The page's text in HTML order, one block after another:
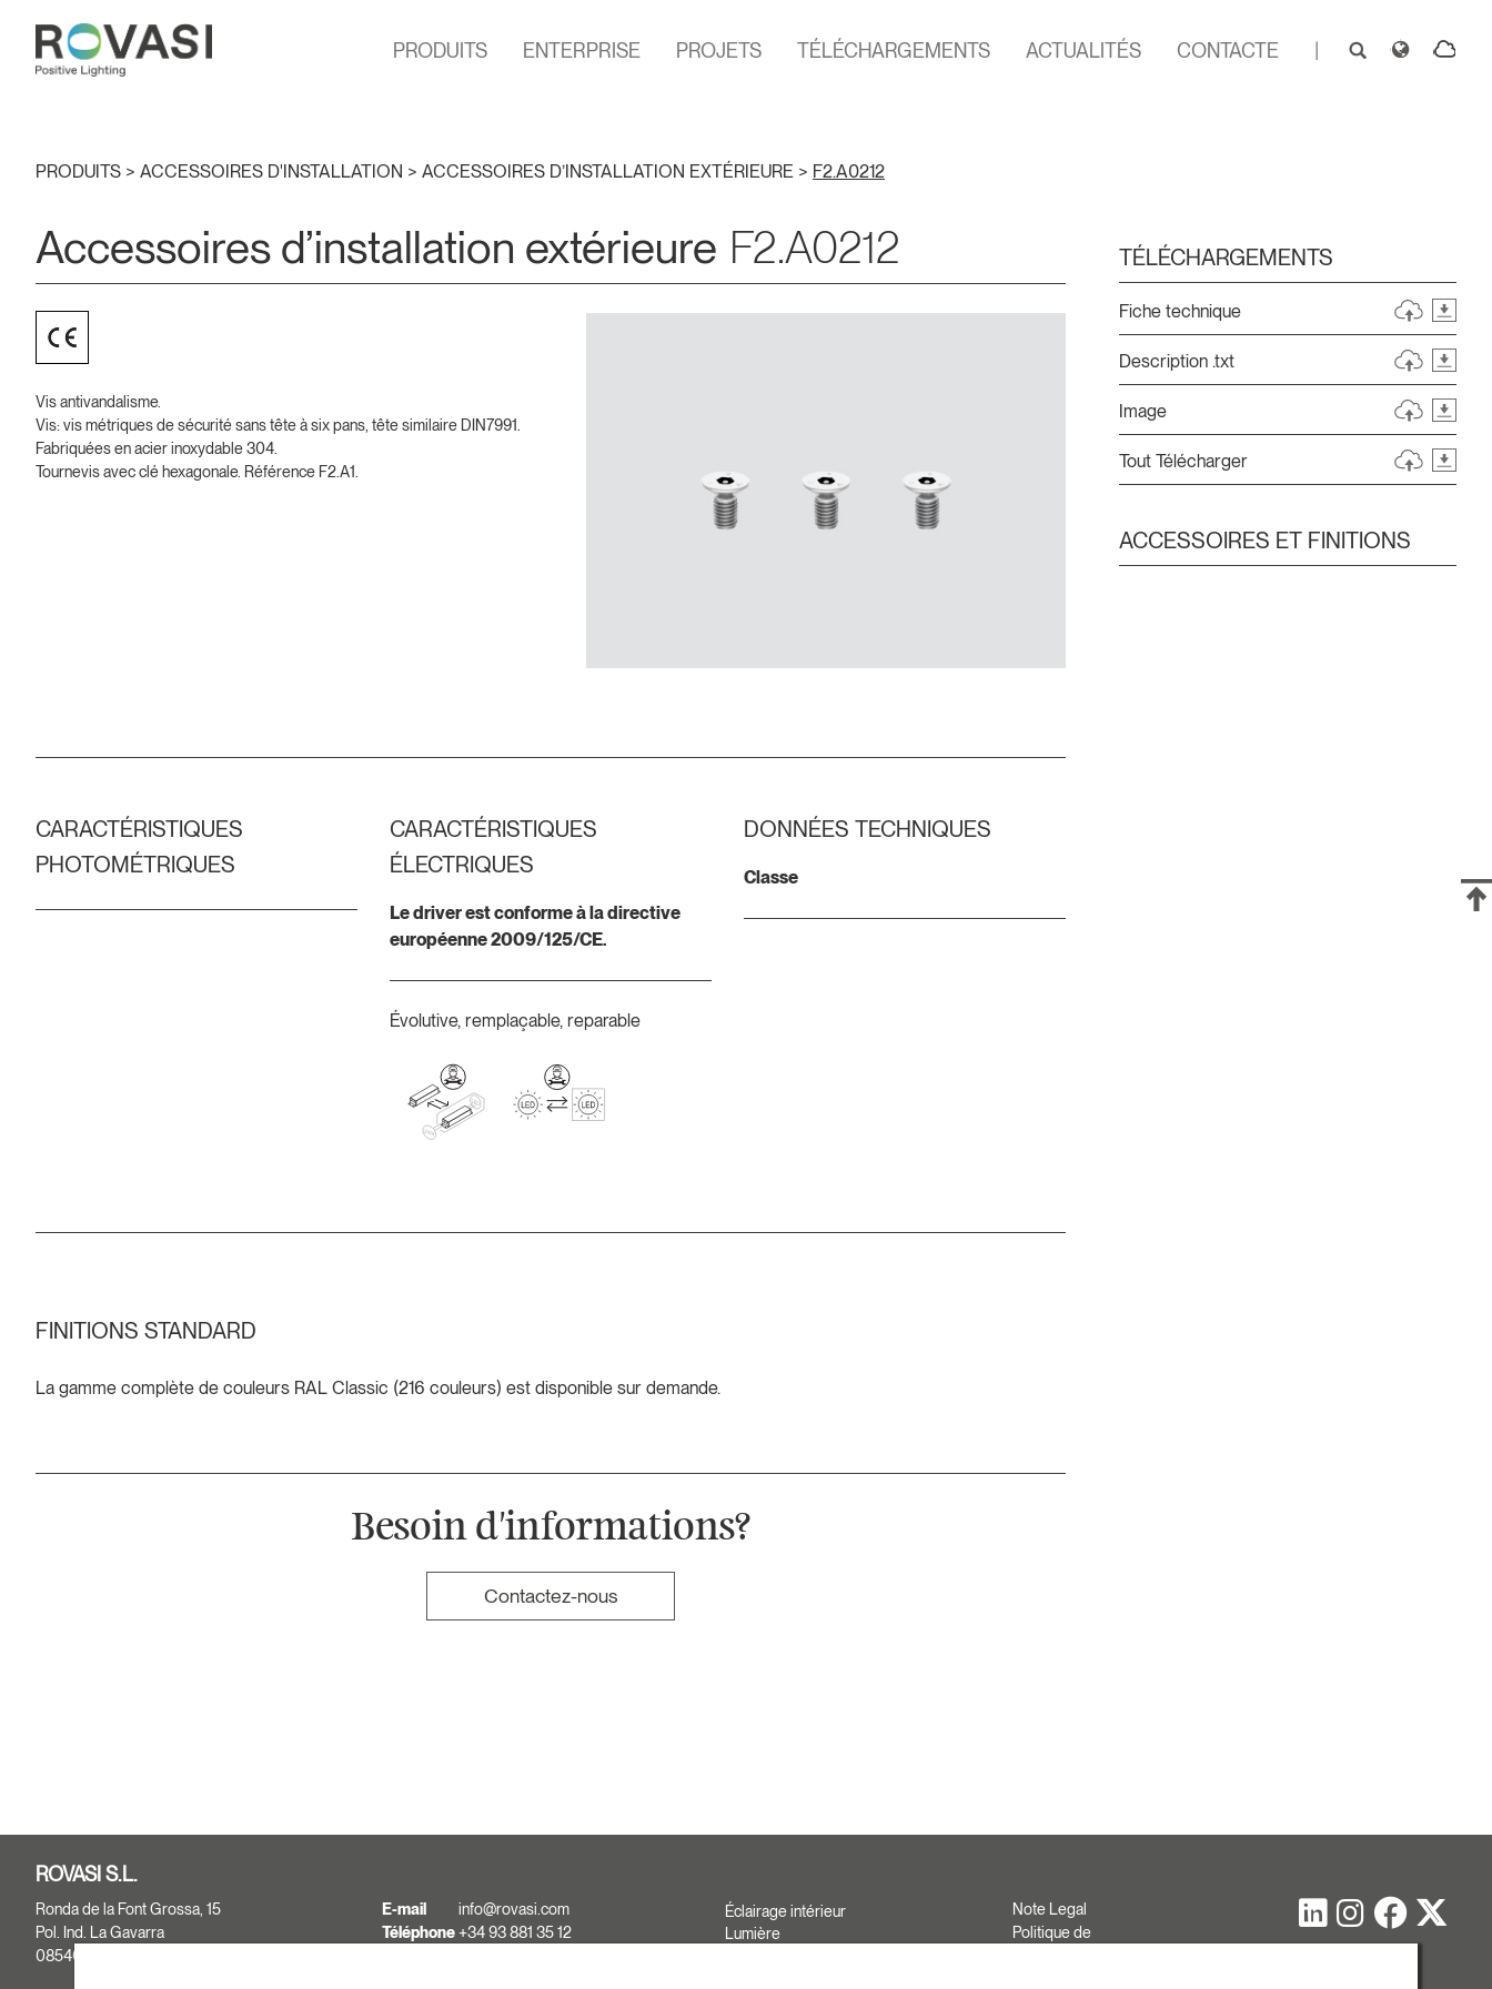
PRODUITS ENTERPRISE PROJETS TÉLÉCHARGEMENTS ACTUALITÉS CONTACTE
PRODUITS > ACCESSOIRES D'INSTALLATION > ACCESSOIRES D’INSTALLATION EXTÉRIEURE > F2.A0212
Accessoires d’installation extérieure F2.A0212
Vis antivandalisme.
Vis: vis métriques de sécurité sans tête à six pans, tête similaire DIN7991.
Fabriquées en acier inoxydable 304.
Tournevis avec clé hexagonale. Référence F2.A1.
CARACTÉRISTIQUES
PHOTOMÉTRIQUES
CARACTÉRISTIQUES
ÉLECTRIQUES
Le driver est conforme à la directive
européenne 2009/125/CE.
Évolutive, remplaçable, reparable
DONNÉES TECHNIQUES
Classe
FINITIONS STANDARD
La gamme complète de couleurs RAL Classic (216 couleurs) est disponible sur demande.
Besoin d'informations?
Contactez-nous
TÉLÉCHARGEMENTS
Fiche technique
Description .txt
Image
Tout Télécharger
ACCESSOIRES ET FINITIONS
ROVASI S.L.
Ronda de la Font Grossa, 15
Pol. Ind. La Gavarra
08540 Centelles | Barcelona
E-mail
info@rovasi.com
Téléphone +34 93 881 35 12
Éclairage intérieur
Lumière
Note Legal
Politique de